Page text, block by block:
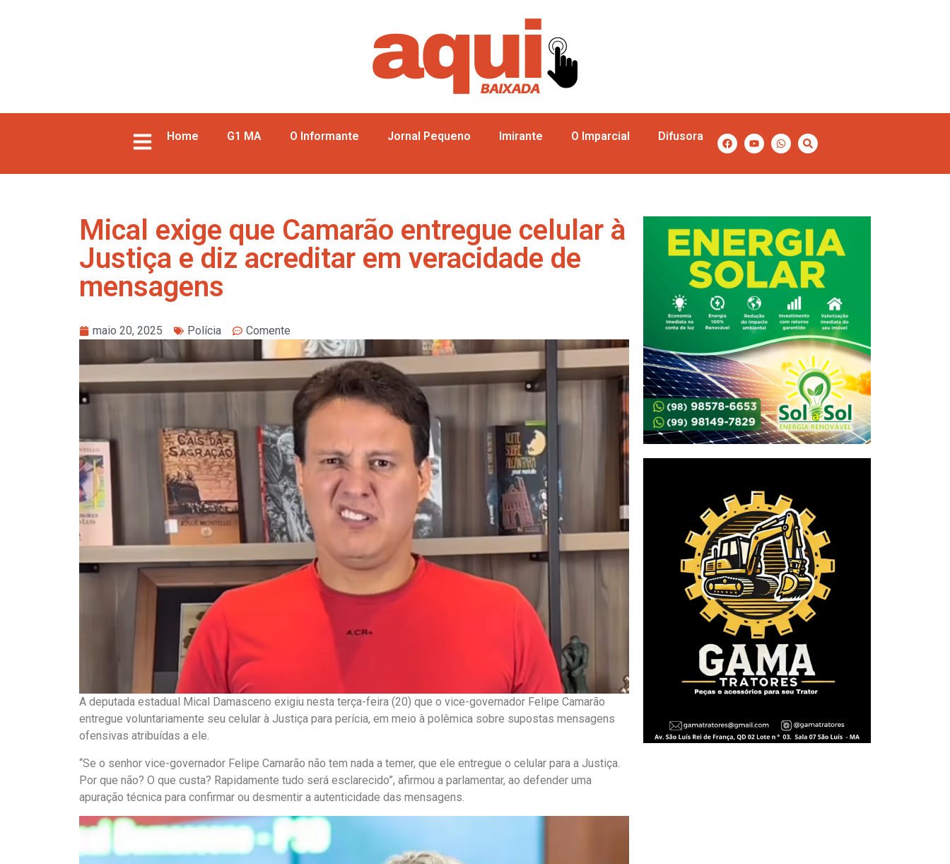
Home G1 MA O Informante Jornal Pequeno Imirante O Imparcial Difusora
Mical exige que Camarão entregue celular à
Justiça e diz acreditar em veracidade de
mensagens
maio 20, 2025 Polícia Comente
A deputada estadual Mical Damasceno exigiu nesta terça-feira (20) que o vice-governador Felipe Camarão
entregue voluntariamente seu celular à Justiça para perícia, em meio à polêmica sobre supostas mensagens
ofensivas atribuídas a ele.
“Se o senhor vice-governador Felipe Camarão não tem nada a temer, que ele entregue o celular para a Justiça.
Por que não? O que custa? Rapidamente tudo será esclarecido”, afirmou a parlamentar, ao defender uma
apuração técnica para confirmar ou desmentir a autenticidade das mensagens.